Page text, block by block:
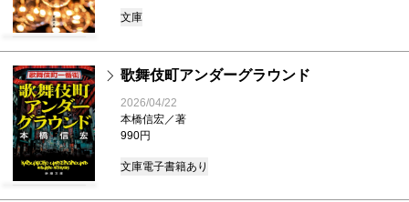
文庫
歌舞伎町アンダーグラウンド
2026/04/22
本橋信宏／著
990円
文庫電子書籍あり